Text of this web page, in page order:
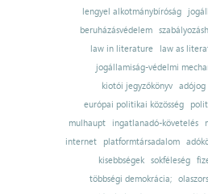
lengyel alkotmánybíróság
beruházásvédelem
law in literature
law as
jogállamiság-védelmi
kiotói jegyzőkönyv adójog
európai politikai közösség
mulhaupt
ingatlanadó-követelés
internet
platformtársadalom
kisebbségek sokféleség
többségi demokrácia;